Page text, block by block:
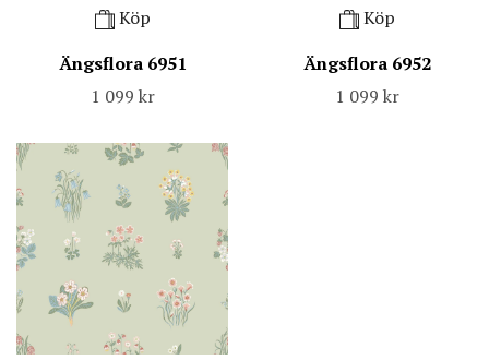
Köp
Ängsflora 6951
1 099 kr
Köp
Ängsflora 6952
1 099 kr